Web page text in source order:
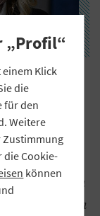
mit
des US-
strebt neben
/ Newscom /
Kommission
von der Leyen
einem „neuen
„Profil“
Klick
die
für den
Weitere
Zustimmung
die Cookie-
können